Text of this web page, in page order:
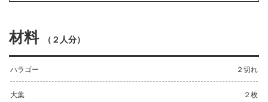
材料 （ ２人分）
ハラゴー ２切れ
大葉 ２枚